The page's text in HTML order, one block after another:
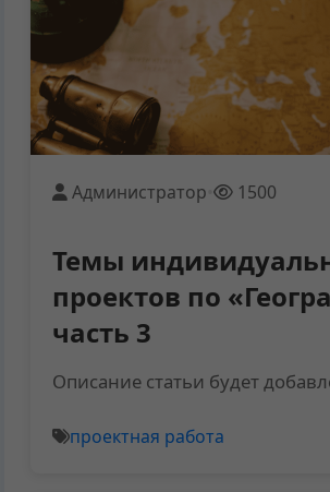
Администратор • 1500
Темы
проектов по
часть 3
Описание статьи будет
проектная работа